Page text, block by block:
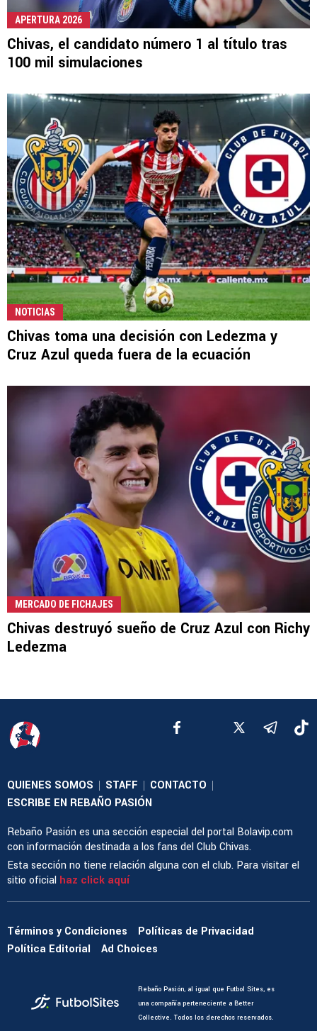
APERTURA 2026
Chivas, el candidato número 1 al título tras
100 mil simulaciones
NOTICIAS
Chivas toma una decisión con Ledezma y
Cruz Azul queda fuera de la ecuación
MERCADO DE FICHAJES
Chivas destruyó sueño de Cruz Azul con Richy
Ledezma
QUIENES SOMOS STAFF CONTACTO
ESCRIBE EN REBAÑO PASIÓN
Rebaño Pasión es una sección especial del portal Bolavip.com
con información destinada a los fans del Club Chivas.
Esta sección no tiene relación alguna con el club. Para visitar el
sitio oficial haz click aquí
Términos y Condiciones
Políticas de Privacidad
Política Editorial
Ad Choices
Rebaño Pasión, al igual que Futbol Sites, es
una compañía perteneciente a Better
Collective. Todos los derechos reservados.